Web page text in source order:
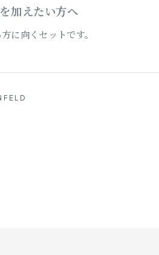
加えたい方へ
に向くセットです。